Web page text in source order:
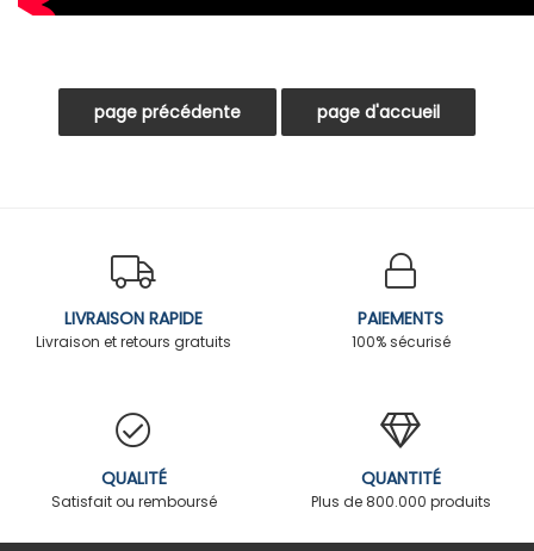
LIVRAISON RAPIDE
Livraison et retours gratuits
PAIEMENTS
100% sécurisé
QUALITÉ
Satisfait ou remboursé
QUANTITÉ
Plus de 800.000 produits